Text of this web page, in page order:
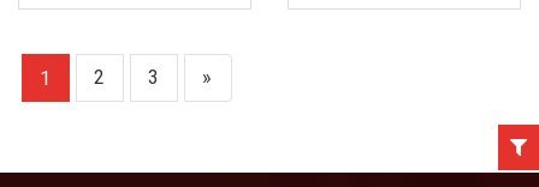
1 2 3 »